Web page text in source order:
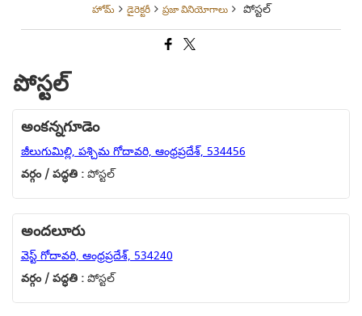
హోమ్ డైరెక్టరీ ప్రజా వినియోగాలు పోస్టల్
పోస్టల్
అంకన్నగూడెం
జీలుగుమిల్లి, పశ్చిమ గోదావరి, ఆంధ్రప్రదేశ్, 534456
వర్గం / పద్ధతి :పోస్టల్
అందలూరు
వెస్ట్ గోదావరి, ఆంధ్రప్రదేశ్, 534240
వర్గం / పద్ధతి :పోస్టల్